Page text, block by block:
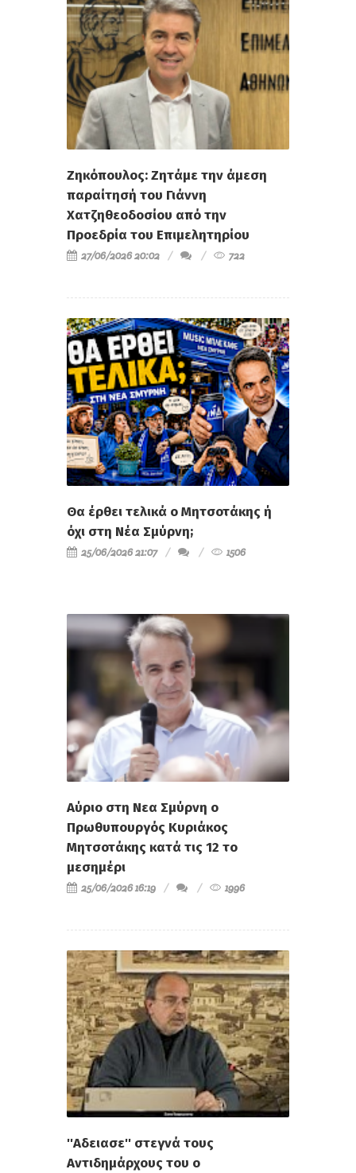
Ζηκόπουλος: Ζητάμε την άμεση
παραίτησή του Γιάννη
Χατζηθεοδοσίου από την
Προεδρία του Επιμελητηρίου
27/06/2026 20:02 722
Θα έρθει τελικά ο Μητσοτάκης ή
όχι στη Νέα Σμύρνη;
25/06/2026 21:07 1506
Αύριο στη Νεα Σμύρνη ο
Πρωθυπουργός Κυριάκος
Μητσοτάκης κατά τις 12 το
μεσημέρι
25/06/2026 16:19 1996
''Αδειασε'' στεγνά τους
Αντιδημάρχους του ο